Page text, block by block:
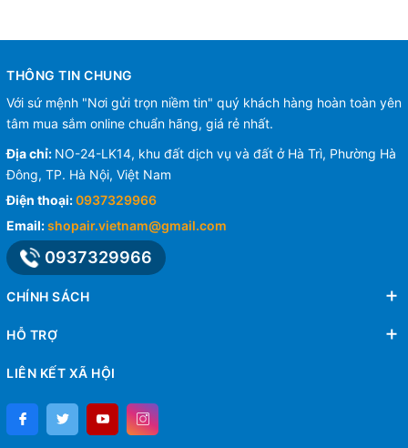
THÔNG TIN CHUNG
Với sứ mệnh "Nơi gửi trọn niềm tin" quý khách hàng hoàn toàn yên
tâm mua sắm online chuẩn hãng, giá rẻ nhất.
Địa chỉ: NO-24-LK14, khu đất dịch vụ và đất ở Hà Trì, Phường Hà
Đông, TP. Hà Nội, Việt Nam
Điện thoại:0937329966
Email:shopair.vietnam@gmail.com
0937329966
CHÍNH SÁCH
HỖ TRỢ
LIÊN KẾT XÃ HỘI